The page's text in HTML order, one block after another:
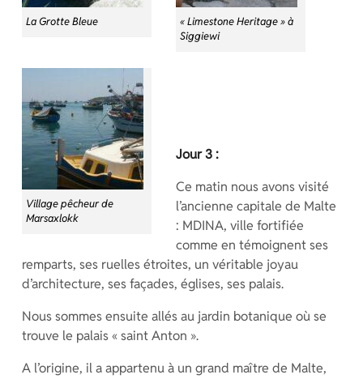
La Grotte Bleue
« Limestone Heritage » à
Siggiewi
Village pêcheur de
Marsaxlokk
Jour 3 :
Ce matin nous avons visité
l’ancienne capitale de Malte
: MDINA, ville fortifiée
comme en témoignent ses
remparts, ses ruelles étroites, un véritable joyau
d’architecture, ses façades, églises, ses palais.
Nous sommes ensuite allés au jardin botanique où se
trouve le palais « saint Anton ».
A l’origine, il a appartenu à un grand maître de Malte,